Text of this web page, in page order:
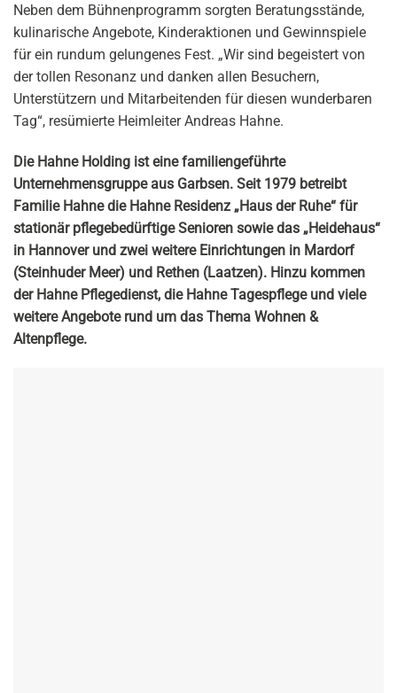
Neben dem Bühnenprogramm sorgten Beratungsstände,
kulinarische Angebote, Kinderaktionen und Gewinnspiele
für ein rundum gelungenes Fest. „Wir sind begeistert von
der tollen Resonanz und danken allen Besuchern,
Unterstützern und Mitarbeitenden für diesen wunderbaren
Tag“, resümierte Heimleiter Andreas Hahne.
Die Hahne Holding ist eine familiengeführte
Unternehmensgruppe aus Garbsen. Seit 1979 betreibt
Familie Hahne die Hahne Residenz „Haus der Ruhe“ für
stationär pflegebedürftige Senioren sowie das „Heidehaus“
in Hannover und zwei weitere Einrichtungen in Mardorf
(Steinhuder Meer) und Rethen (Laatzen). Hinzu kommen
der Hahne Pflegedienst, die Hahne Tagespflege und viele
weitere Angebote rund um das Thema Wohnen &
Altenpflege.